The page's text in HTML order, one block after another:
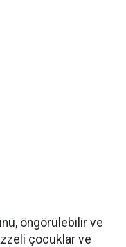
öngörülebilir ve
çocuklar ve